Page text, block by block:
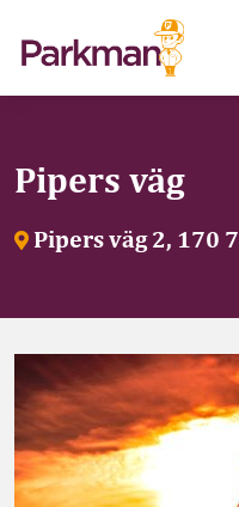
Pipers väg
Pipers väg 2, 170